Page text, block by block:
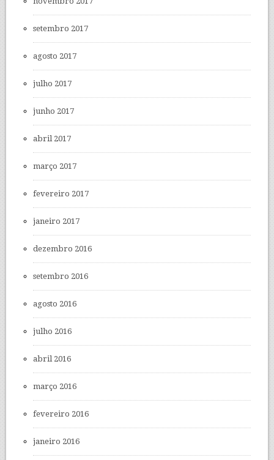
setembro 2017
agosto 2017
julho 2017
junho 2017
abril 2017
março 2017
fevereiro 2017
janeiro 2017
dezembro 2016
setembro 2016
agosto 2016
julho 2016
abril 2016
março 2016
fevereiro 2016
janeiro 2016